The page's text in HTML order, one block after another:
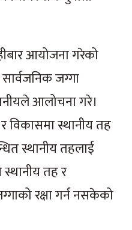
आयोजना गरेको
जग्गा
आलोचना गरे।
विकासमा स्थानीय तह
स्थानीय तहलाई
स्थानीय तह र
रक्षा गर्न नसकेको